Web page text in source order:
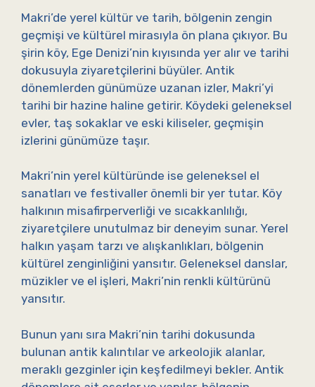
Makri’de yerel kültür ve tarih, bölgenin zengin
geçmişi ve kültürel mirasıyla ön plana çıkıyor. Bu
şirin köy, Ege Denizi’nin kıyısında yer alır ve tarihi
dokusuyla ziyaretçilerini büyüler. Antik
dönemlerden günümüze uzanan izler, Makri’yi
tarihi bir hazine haline getirir. Köydeki geleneksel
evler, taş sokaklar ve eski kiliseler, geçmişin
izlerini günümüze taşır.
Makri’nin yerel kültüründe ise geleneksel el
sanatları ve festivaller önemli bir yer tutar. Köy
halkının misafirperverliği ve sıcakkanlılığı,
ziyaretçilere unutulmaz bir deneyim sunar. Yerel
halkın yaşam tarzı ve alışkanlıkları, bölgenin
kültürel zenginliğini yansıtır. Geleneksel danslar,
müzikler ve el işleri, Makri’nin renkli kültürünü
yansıtır.
Bunun yanı sıra Makri’nin tarihi dokusunda
bulunan antik kalıntılar ve arkeolojik alanlar,
meraklı gezginler için keşfedilmeyi bekler. Antik